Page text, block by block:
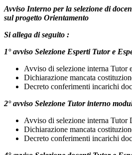
Avviso Interno per la selezione di
sul progetto Orientamento
Si allega di seguito :
1° avviso Selezione Esperti Tutor e
Avviso di selezione interna Tutor
Dichiarazione mancata
Decreto conferimenti incarichi
2° avviso Selezione Tutor interno
Avviso di selezione interna Tutor
Dichiarazione mancata
Decreto conferimenti incarichi